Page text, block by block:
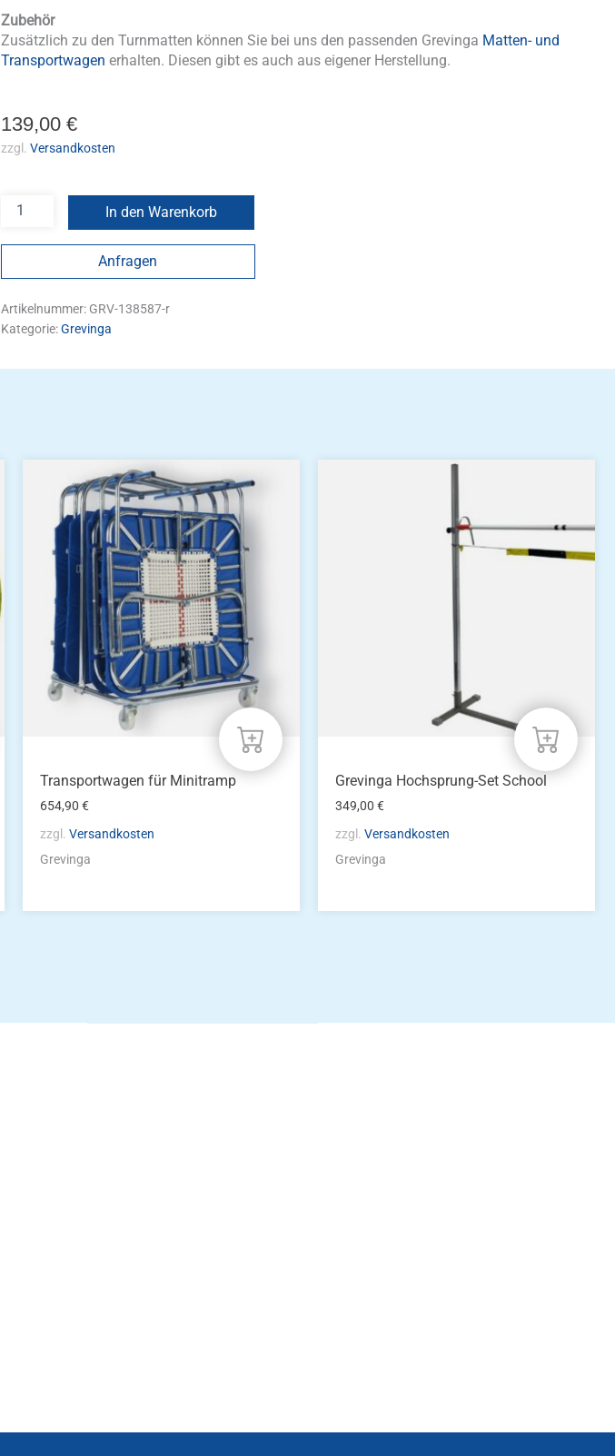
Zubehör
Zusätzlich zu den Turnmatten können Sie bei uns den passenden Grevinga Matten- und
Transportwagen erhalten. Diesen gibt es auch aus eigener Herstellung.
139,00 €
zzgl. Versandkosten
In den Warenkorb
Anfragen
Artikelnummer: GRV-138587-r
Kategorie:Grevinga
Transportwagen für Minitramp
654,90€
zzgl.Versandkosten
Grevinga
Grevinga Hochsprung-Set School
349,00€
zzgl.Versandkosten
Grevinga